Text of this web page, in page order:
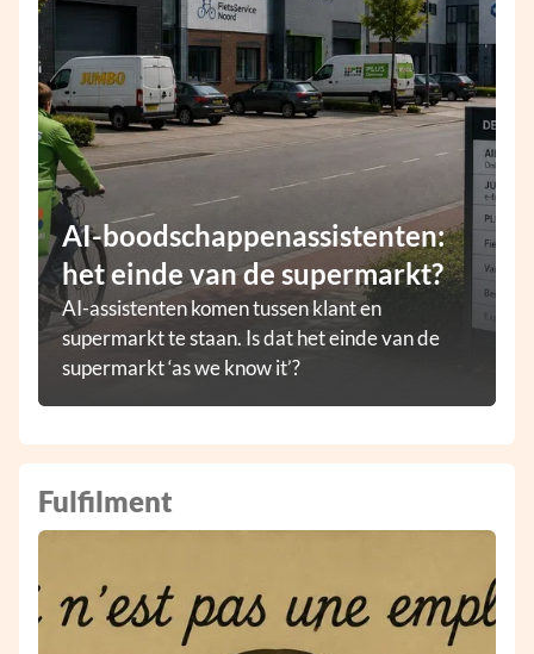
AI-boodschappenassistenten:
het einde van de supermarkt?
AI-assistenten komen tussen klant en
supermarkt te staan. Is dat het einde van de
supermarkt ‘as we know it’?
Fulfilment